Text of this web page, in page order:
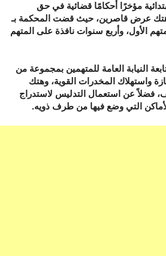
مؤخرًا أحكامًا قضائية في حق
عرض قاصرين، حيث قضت المحكمة بـ
الأول، وأربع سنوات نافذة على المتهم
النيابة العامة للمتهمين بمجموعة من
واستهلاك المخدرات القوية، وهتك
فضلاً عن استعمال التدليس لاستدراج
التي وضع فيها من طرف ذويه.